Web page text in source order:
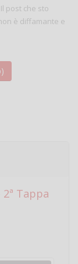
Il post che sto
è diffamante e
Tappa